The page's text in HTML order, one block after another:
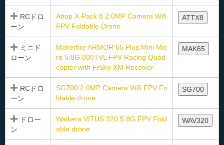
RCドロ
ーン
Attop X-Pack 8 2.0MP Camera Wifi
FPV Foldable Drone
ATTX8
ミニド
ローン
Makerfire ARMOR 65 Plus Mini Mic
ro 5.8G 800TVL FPV Racing Quad
copter with FrSky XM Receiver
MAK65
RCドロ
ーン
SG700 2.0MP Camera Wifi FPV Fo
ldable drone
SG700
ドロー
ン
Walkera VITUS 320 5.8G FPV Fold
able drone
WAV320